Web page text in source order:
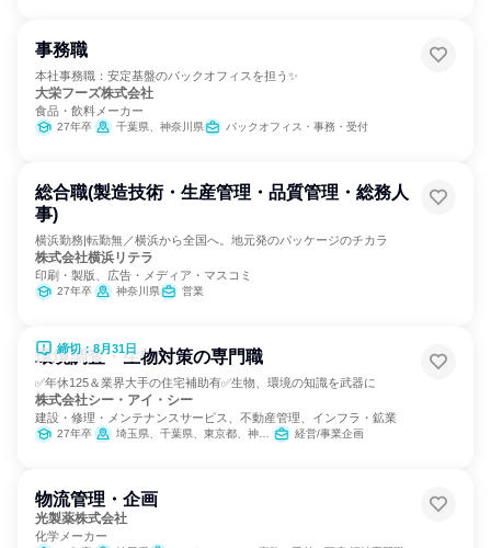
事務職
本社事務職：安定基盤のバックオフィスを担う✨
大栄フーズ株式会社
食品・飲料メーカー
27年卒 千葉県、神奈川県 バックオフィス・事務・受付
総合職(製造技術・生産管理・品質管理・総務人
事)
横浜勤務|転勤無／横浜から全国へ。地元発のパッケージのチカラ
株式会社横浜リテラ
印刷・製版、広告・メディア・マスコミ
27年卒 神奈川県 営業
締切：8月31日
環境調査・生物対策の専門職
✅年休125＆業界大手の住宅補助有✅生物、環境の知識を武器に
株式会社シー・アイ・シー
建設・修理・メンテナンスサービス、不動産管理、インフラ・鉱業
27年卒 埼玉県、千葉県、東京都、神奈川県、京都府、大阪府、兵庫県、奈良県、福岡県 経営/事業企画
物流管理・企画
光製薬株式会社
化学メーカー